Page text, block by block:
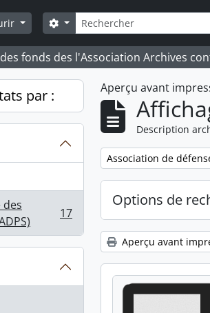
Rechercher
Search options
fonds des l'Association Archives
par :
des
17
Aperçu avant
Description
Remove filter:
Association de
Options de
Aperçu avant